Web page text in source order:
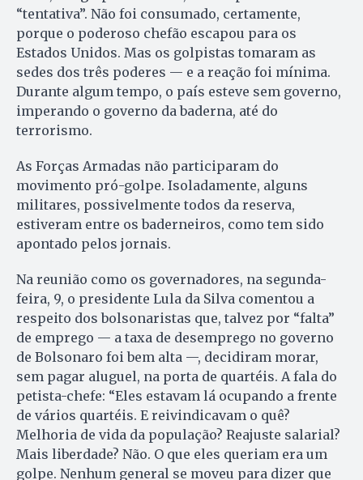
“tentativa”. Não foi consumado, certamente,
porque o poderoso chefão escapou para os
Estados Unidos. Mas os golpistas tomaram as
sedes dos três poderes — e a reação foi mínima.
Durante algum tempo, o país esteve sem governo,
imperando o governo da baderna, até do
terrorismo.
As Forças Armadas não participaram do
movimento pró-golpe. Isoladamente, alguns
militares, possivelmente todos da reserva,
estiveram entre os baderneiros, como tem sido
apontado pelos jornais.
Na reunião como os governadores, na segunda-
feira, 9, o presidente Lula da Silva comentou a
respeito dos bolsonaristas que, talvez por “falta”
de emprego — a taxa de desemprego no governo
de Bolsonaro foi bem alta —, decidiram morar,
sem pagar aluguel, na porta de quartéis. A fala do
petista-chefe: “Eles estavam lá ocupando a frente
de vários quartéis. E reivindicavam o quê?
Melhoria de vida da população? Reajuste salarial?
Mais liberdade? Não. O que eles queriam era um
golpe. Nenhum general se moveu para dizer que